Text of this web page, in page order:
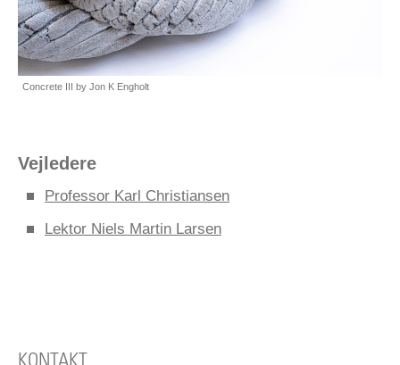
Concrete III by Jon K Engholt
Vejledere
Professor Karl Christiansen
Lektor Niels Martin Larsen
KONTAKT